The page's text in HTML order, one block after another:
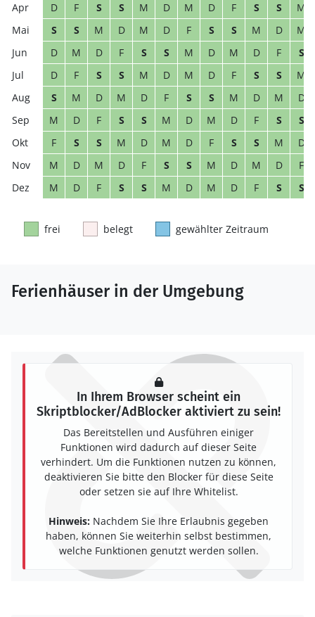
D
F S S M D M D F S S
M
S
S M D M D F S S M D
M
D
M D F S S M D M D F
S
D
F S S M D M D F S S
M
S
M D M D F S S M D M
D
M
D F S S M D M D F S
S
F
S S M D M D F S S M
D
M
D M D F S S M D M D
F
M
D F S S M D M D F S S
frei belegt gewählter Zeitraum
Ferienhäuser in der Umgebung
In Ihrem Browser scheint ein
Skriptblocker/AdBlocker aktiviert zu sein!
Das Bereitstellen und Ausführen einiger
Funktionen wird dadurch auf dieser Seite
verhindert. Um die Funktionen nutzen zu können,
deaktivieren Sie bitte den Blocker für diese Seite
oder setzen sie auf Ihre Whitelist.
Hinweis: Nachdem Sie Ihre Erlaubnis gegeben
haben, können Sie weiterhin selbst bestimmen,
welche Funktionen genutzt werden sollen.